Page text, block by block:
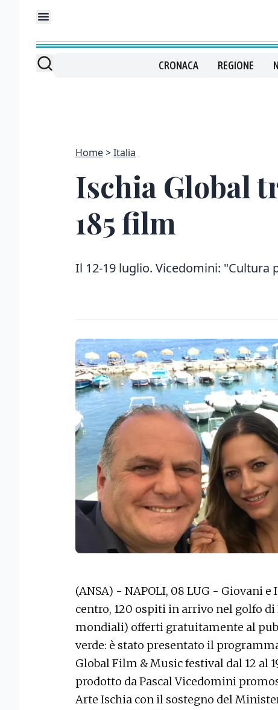
CRONACA REGIONE
Home Italia
Ischia Global
185 film
Il 12-19 luglio. Vicedomini: "Cultura
(ANSA) - NAPOLI, 08 LUG - Giovani
centro, 120 ospiti in arrivo nel golfo
mondiali) offerti gratuitamente al
verde: è stato presentato il
Global Film & Music festival dal 12 al
prodotto da Pascal Vicedomini
Arte Ischia con il sostegno del